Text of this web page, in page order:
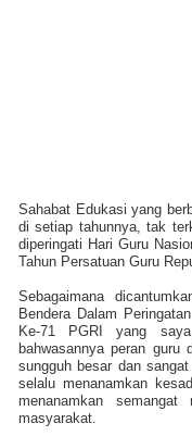
Sahabat Edukasi yang
di setiap tahunnya, tak
diperingati Hari Guru
Tahun Persatuan Guru
Sebagaimana
Bendera Dalam
Ke-71 PGRI yang saya
bahwasannya peran guru
sungguh besar dan
selalu menanamkan
menanamkan
masyarakat.